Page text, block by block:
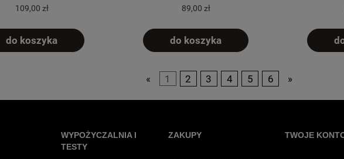
109,00 zł
do koszyka
89,00 zł
do koszyka
« 1 2 3 4 5 6 »
WYPOŻYCZALNIA I
TESTY
ZAKUPY TWOJE